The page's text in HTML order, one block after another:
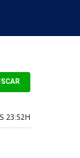
23:52H